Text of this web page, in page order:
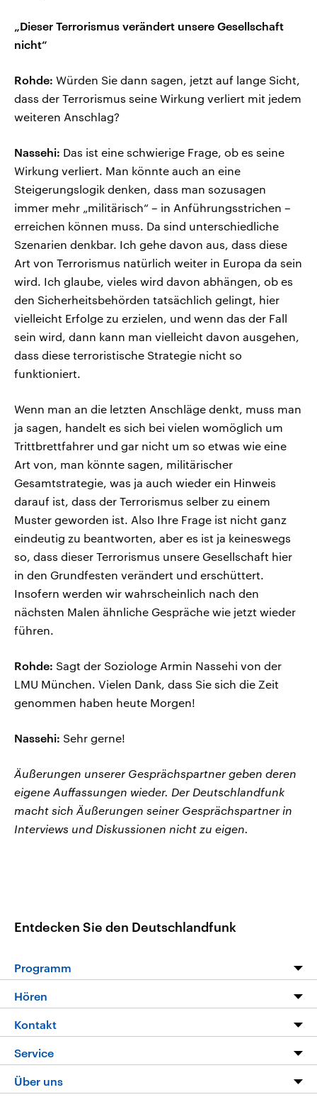
„Dieser Terrorismus verändert unsere Gesellschaft
nicht“
Rohde: Würden Sie dann sagen, jetzt auf lange Sicht,
dass der Terrorismus seine Wirkung verliert mit jedem
weiteren Anschlag?
Nassehi: Das ist eine schwierige Frage, ob es seine
Wirkung verliert. Man könnte auch an eine
Steigerungslogik denken, dass man sozusagen
immer mehr „militärisch“ – in Anführungsstrichen –
erreichen können muss. Da sind unterschiedliche
Szenarien denkbar. Ich gehe davon aus, dass diese
Art von Terrorismus natürlich weiter in Europa da sein
wird. Ich glaube, vieles wird davon abhängen, ob es
den Sicherheitsbehörden tatsächlich gelingt, hier
vielleicht Erfolge zu erzielen, und wenn das der Fall
sein wird, dann kann man vielleicht davon ausgehen,
dass diese terroristische Strategie nicht so
funktioniert.
Wenn man an die letzten Anschläge denkt, muss man
ja sagen, handelt es sich bei vielen womöglich um
Trittbrettfahrer und gar nicht um so etwas wie eine
Art von, man könnte sagen, militärischer
Gesamtstrategie, was ja auch wieder ein Hinweis
darauf ist, dass der Terrorismus selber zu einem
Muster geworden ist. Also Ihre Frage ist nicht ganz
eindeutig zu beantworten, aber es ist ja keineswegs
so, dass dieser Terrorismus unsere Gesellschaft hier
in den Grundfesten verändert und erschüttert.
Insofern werden wir wahrscheinlich nach den
nächsten Malen ähnliche Gespräche wie jetzt wieder
führen.
Rohde: Sagt der Soziologe Armin Nassehi von der
LMU München. Vielen Dank, dass Sie sich die Zeit
genommen haben heute Morgen!
Nassehi: Sehr gerne!
Äußerungen unserer Gesprächspartner geben deren
eigene Auffassungen wieder. Der Deutschlandfunk
macht sich Äußerungen seiner Gesprächspartner in
Interviews und Diskussionen nicht zu eigen.
Entdecken Sie den Deutschlandfunk
Programm
Programm
Die Nachrichten
Nachrichtenleicht
Neue Beiträge auf dlf.de
Hören
Livestream
Podcasts
Deutschlandfunk App
Kontakt
Hörerservice
Service
FAQ
Über uns